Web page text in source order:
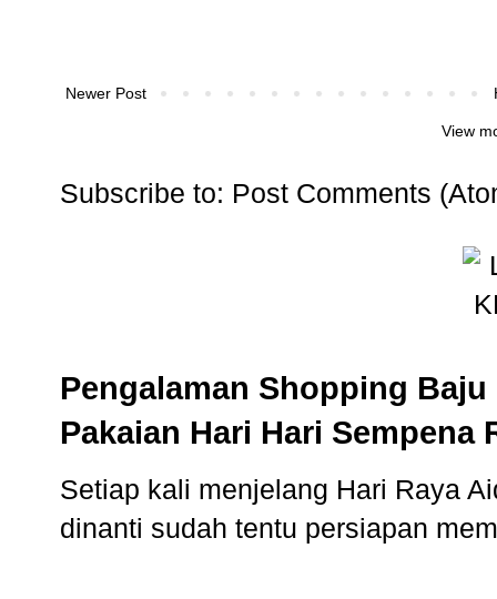
Newer Post
View
Subscribe to: Post Comments
Pengalaman Shopping
Pakaian Hari Hari Sempena
Setiap kali menjelang Hari Raya
dinanti sudah tentu persiapan